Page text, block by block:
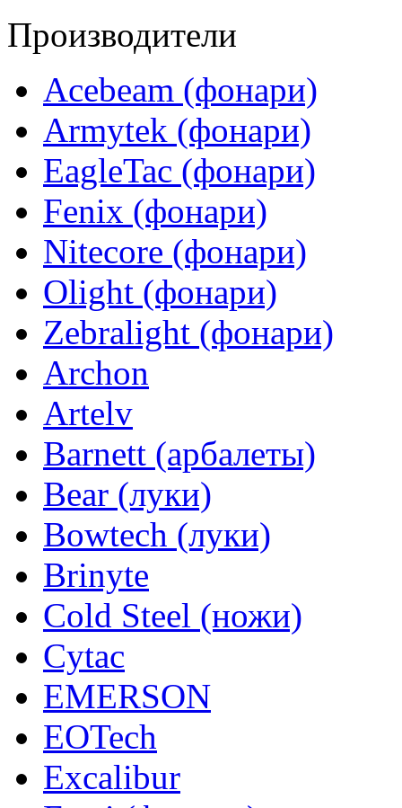
Производители
Acebeam (фонари)
Armytek (фонари)
EagleTac (фонари)
Fenix (фонари)
Nitecore (фонари)
Olight (фонари)
Zebralight (фонари)
Archon
Artelv
Barnett (арбалеты)
Bear (луки)
Bowtech (луки)
Brinyte
Cold Steel (ножи)
Cytac
EMERSON
EOTech
Excalibur